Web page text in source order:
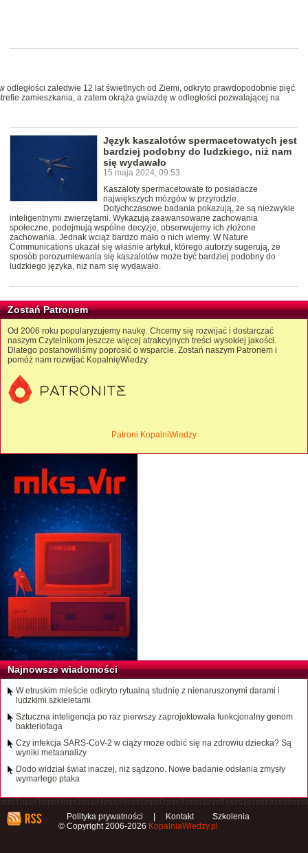
odległości zaledwie 12 lat świetlnych od Ziemi, odkryto prawdopodobnie pięć
zamieszkania, a zatem okrąża gwiazdę w odległości pozwalającej na
Język kaszalotów spermacetowatych jest
bardziej podobny do ludzkiego, niż nam
się wydawało
15 maja 2024, 09:53
Kaszaloty spermacetowate to posiadacze
największych mózgów w przyrodzie.
Dotychczasowe badania pokazują, że są niezwykle
inteligentnymi zwierzętami. Wykazują zaawansowane zachowania
społeczne, podejmują wspólne decyzje, obserwujemy ich złożone
zachowania. Jednak wciąż bardzo mało o nich wiemy. W Nature
Communications ukazał się właśnie artykuł, którego autorzy sugerują, że
sposób porozumiewania się kaszalotów może być bardziej podobny do
ludzkiego języka, niż nam się wydawało.
Zostań Patronem
Od 2006 roku popularyzujemy naukę. Chcemy się rozwijać i dostarczać
naszym Czytelnikom jeszcze więcej atrakcyjnych treści wysokiej jakości.
Dlatego postanowiliśmy poprosić o wsparcie. Zostań naszym Patronem i
pomóż nam rozwijać KopalnięWiedzy.
Patroni KopalniWiedzy
Najnowsze wiadomości
W etruskim mieście odkryto rytualną studnię z nienaruszonymi darami i
ludzkimi szkieletami
Sztuczna inteligencja po raz pierwszy zaprojektowała funkcjonalny genom
bakteriofaga
Czy infekcja SARS-CoV-2 w ciąży może odbić się na zdrowiu dziecka? Są
wyniki metaanalizy
Dodo widział świat inaczej, niż sądzono. Nowe badanie odsłania zmysły
wymarłego ptaka
Polityka prywatności Kontakt
Szkolenia
© Copyright 2006-2026 KopalniaWiedzy.pl